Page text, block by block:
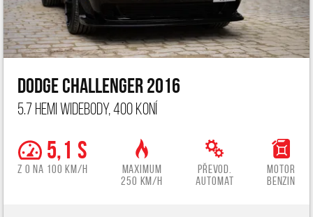
Dodge Challenger 2016
5.7 Hemi widebody, 400 koní
5,1 s
z 0 na 100 km/h
Maximum
250 km/h
Převod.
automat
Motor
benzin